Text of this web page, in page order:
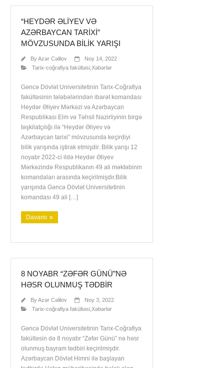
“HEYDƏR ƏLIYEV VƏ
AZƏRBAYCAN TARIXI”
MÖVZUSUNDA BILIK YARIŞI
ByAzər Cəlilov
Noy 14, 2022
Tarix-coğrafiya fakültəsi,Xəbərlər
Gəncə Dövlət Universitetinin Tarix-Coğrafiya
fakültəsinin tələbələrindən ibarət komandası
Heydər Əliyev Mərkəzi və Azərbaycan
Respublikası Elm və Təhsil Nazirliyinin birgə
təşkilatçılığı ilə “Heydər Əliyev və
Azərbaycan tarixi” mövzusunda keçirdiyi
bilik yarışında iştirak etmişdir. Bilik yarışı 12
noyabr 2022-ci ildə Heydər Əliyev
Mərkəzində Respublikanın 49 ali məktəbinin
komandaları arasında keçirilmişdir.Bilik
yarışında Gəncə Dövlət Universitetinin
komandası 49 ali […]
Davamı
8 NOYABR “ZƏFƏR GÜNÜ”NƏ
HƏSR OLUNMUŞ TƏDBIR
ByAzər Cəlilov
Noy 3, 2022
Tarix-coğrafiya fakültəsi,Xəbərlər
Gəncə Dövlət Universitetinin Tarix-Coğrafiya
fakültəsin də 8 noyabr “Zəfər Günü” nə həsr
olunmuş bayram tədbiri keçirilmişdir.
Azərbaycan Dövlət Himni ilə başlayan